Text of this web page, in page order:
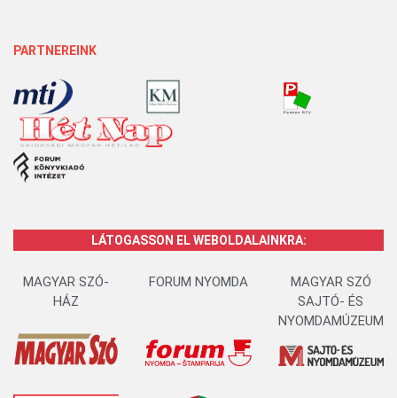
PARTNEREINK
LÁTOGASSON EL WEBOLDALAINKRA:
MAGYAR SZÓ-
HÁZ
FORUM NYOMDA
MAGYAR SZÓ
SAJTÓ- ÉS
NYOMDAMÚZEUM